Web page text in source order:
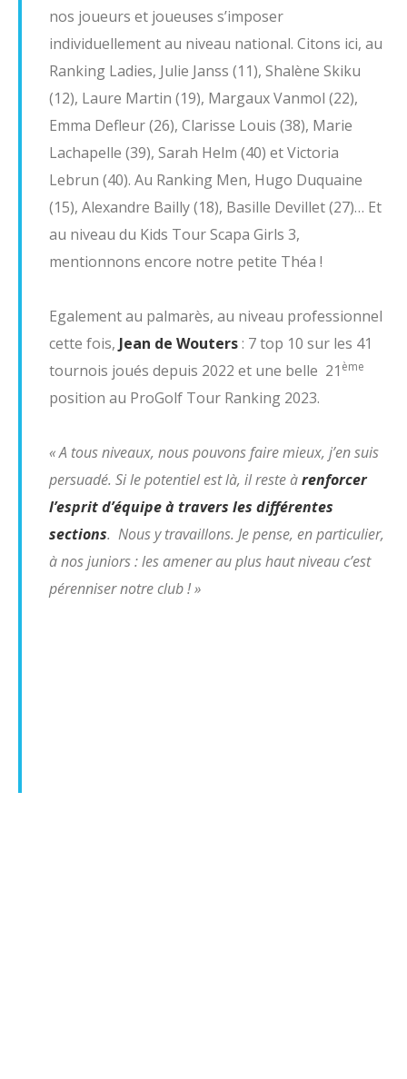
nos joueurs et joueuses s’imposer
individuellement au niveau national. Citons ici, au
Ranking Ladies, Julie Janss (11), Shalène Skiku
(12), Laure Martin (19), Margaux Vanmol (22),
Emma Defleur (26), Clarisse Louis (38), Marie
Lachapelle (39), Sarah Helm (40) et Victoria
Lebrun (40). Au Ranking Men, Hugo Duquaine
(15), Alexandre Bailly (18), Basille Devillet (27)… Et
au niveau du Kids Tour Scapa Girls 3,
mentionnons encore notre petite Théa !
Egalement au palmarès, au niveau professionnel
cette fois, Jean de Wouters: 7 top 10 sur les 41
tournois joués depuis 2022 et une belle 21 ème
position au ProGolf Tour Ranking 2023.
« A tous niveaux, nous pouvons faire mieux, j’en suis
persuadé. Si le potentiel est là, il reste àrenforcer
l’esprit d’équipe à travers les différentes
sections. Nous y travaillons. Je pense, en particulier,
à nos juniors : les amener au plus haut niveau c’est
pérenniser notre club ! »